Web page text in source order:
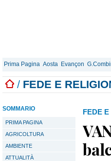
Prima Pagina Aosta Evançon
/ FEDE E
SOMMARIO
PRIMA PAGINA
AGRICOLTURA
AMBIENTE
ATTUALITÀ
FEDE